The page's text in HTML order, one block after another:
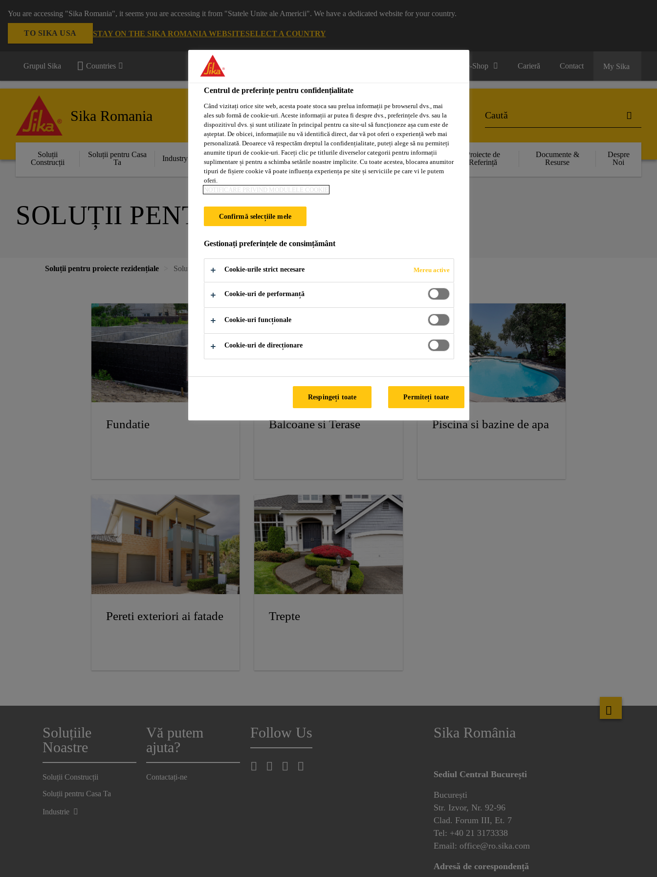
You are accessing "Sika Romania", it seems you are accessing it from "Statele Unite ale Americii". We have a dedicated website for your country.
TO SIKA USA STAY ON THE SIKA ROMANIA WEBSITESELECT A COUNTRY
Grupul Sika Countries B2B e-Shop Carieră Contact My Sika
Sika Romania
Soluții
Construcții
Soluții pentru Casa
Ta
Industry
Sisteme
Adeplast
Distribuitori/Aplicatori
Autorizați
Tehnologia
Purform®
Proiecte de
Referință
Documente &
Resurse
Despre
Noi
SOLUȚII PENTRU EXTERIOR
Soluții pentru proiecte rezidențiale Soluții pentru exterior
Fundatie Balcoane si Terase Piscina si bazine de apa
Pereti exteriori ai fatade Trepte
Soluțiile
Noastre
Soluții Construcții
Soluții pentru Casa Ta
Industrie
Vă putem
ajuta?
Contactați-ne
Follow Us Sika România
Sediul Central București
București
Str. Izvor, Nr. 92-96
Clad. Forum III, Et. 7
Tel: +40 21 3173338
Email: office@ro.sika.com
Adresă de corespondență
Centrul de preferințe pentru confidențialitate
Când vizitați orice site web, acesta poate stoca sau prelua informații pe browserul dvs., mai
ales sub formă de cookie-uri. Aceste informații ar putea fi despre dvs., preferințele dvs. sau la
dispozitivul dvs. și sunt utilizate în principal pentru ca site-ul să funcționeze așa cum este de
așteptat. De obicei, informațiile nu vă identifică direct, dar vă pot oferi o experiență web mai
personalizată. Deoarece vă respectăm dreptul la confidențialitate, puteți alege să nu permiteți
anumite tipuri de cookie-uri. Faceți clic pe titlurile diverselor categorii pentru informații
suplimentare și pentru a schimba setările noastre implicite. Cu toate acestea, blocarea anumitor
tipuri de fișiere cookie vă poate influența experiența pe site și serviciile pe care vi le putem
oferi.
NOTIFICARE PRIVIND MODULELE COOKIE
Confirmă selecțiile mele
Gestionați preferințele de consimțământ
Cookie-urile strict necesare Mereu active
Cookie-uri de performanță
Cookie-uri funcționale
Cookie-uri de direcționare
Respingeți toate Permiteți toate